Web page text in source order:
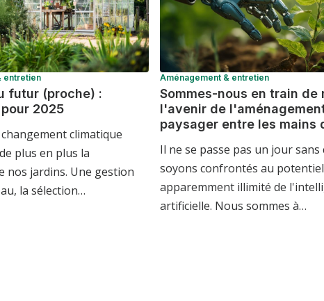
entretien
futur (proche) :
2025
climatique
plus en plus la
nos jardins. Une gestion
la sélection…
Aménagement & entretien
Sommes-nous en train de
l'avenir de
paysager entre les mains
Il ne se passe pas un jour sans
soyons confrontés au potentiel
apparemment illimité de
artificielle. Nous sommes à…